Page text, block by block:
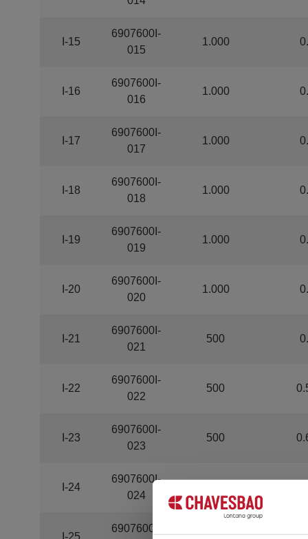
I-15
6907600I-
015
1.000
I-16
6907600I-
016
1.000
I-17
6907600I-
017
1.000
I-18
6907600I-
018
1.000
I-19
6907600I-
019
1.000
I-20
6907600I-
020
1.000
I-21
6907600I-
021
500
I-22
6907600I-
022
500
I-23
6907600I-
023
500
I-24
6907600I-
024
I-25
6907600I-
500